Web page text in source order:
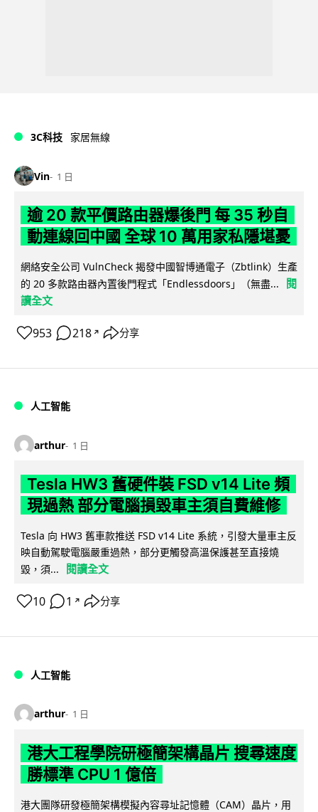
3C科技 家居無線
Vin 1 日
逾 20 款平價路由器爆後門 每 35 秒自
動連線回中國 全球 10 萬用家私隱堪憂
網絡安全公司 VulnCheck 揭發中國智博通電子（Zbtlink）生產
的 20 多款路由器內置後門程式「Endlessdoors」（無盡...
閱
讀全文
953 218 ↗ 分享
人工智能
arthur 1 日
Tesla HW3 舊硬件裝 FSD v14 Lite 頻
現過熱 部分電腦損毀車主須自費維修
Tesla 向 HW3 舊車款推送 FSD v14 Lite 系統，引發大量車主反
映自動駕駛電腦嚴重過熱，部分更觸發高溫保護甚至直接燒
毀，須...
閱讀全文
10 1 ↗ 分享
人工智能
arthur 1 日
港大工程學院研極簡架構晶片 搜尋速度
勝標準 CPU 1 億倍
港大團隊研發極簡架構模擬內容尋址記憶體（CAM）晶片，用